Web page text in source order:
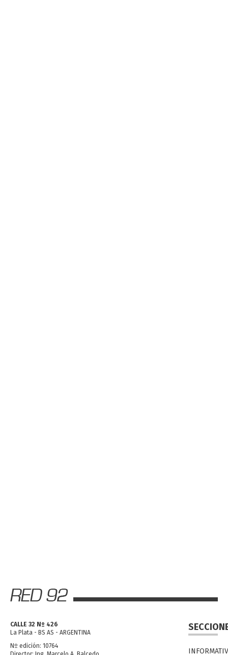
CALLE 32 Nº 426
La Plata - BS AS - ARGENTINA
Nº edición: 10764